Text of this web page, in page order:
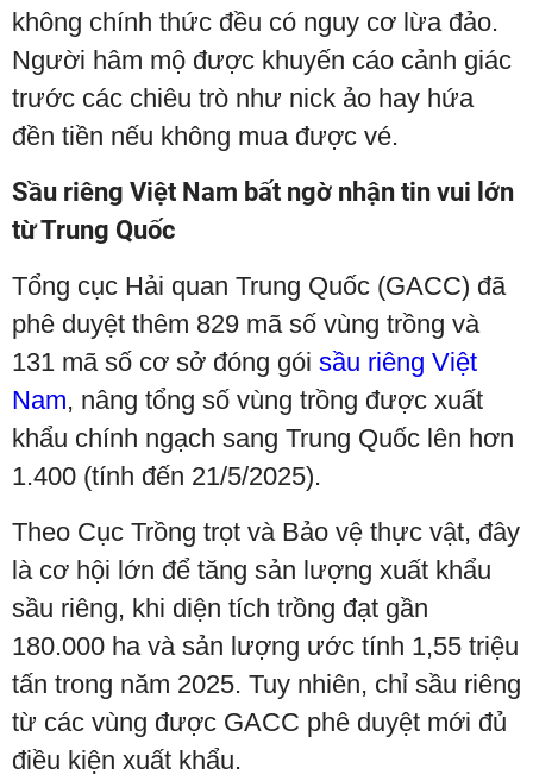
không chính thức đều có nguy cơ lừa đảo.
Người hâm mộ được khuyến cáo cảnh giác
trước các chiêu trò như nick ảo hay hứa
đền tiền nếu không mua được vé.
Sầu riêng Việt Nam bất ngờ nhận tin vui lớn
từ Trung Quốc
Tổng cục Hải quan Trung Quốc (GACC) đã
phê duyệt thêm 829 mã số vùng trồng và
131 mã số cơ sở đóng gói sầu riêng Việt
Nam, nâng tổng số vùng trồng được xuất
khẩu chính ngạch sang Trung Quốc lên hơn
1.400 (tính đến 21/5/2025).
Theo Cục Trồng trọt và Bảo vệ thực vật, đây
là cơ hội lớn để tăng sản lượng xuất khẩu
sầu riêng, khi diện tích trồng đạt gần
180.000 ha và sản lượng ước tính 1,55 triệu
tấn trong năm 2025. Tuy nhiên, chỉ sầu riêng
từ các vùng được GACC phê duyệt mới đủ
điều kiện xuất khẩu.